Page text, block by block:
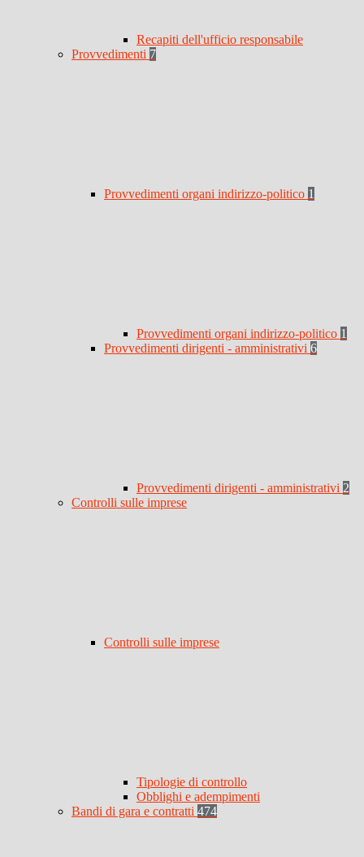
Recapiti dell'ufficio responsabile
Provvedimenti 7
Provvedimenti organi indirizzo-politico 1
Provvedimenti organi indirizzo-politico 1
Provvedimenti dirigenti - amministrativi 6
Provvedimenti dirigenti - amministrativi 2
Controlli sulle imprese
Controlli sulle imprese
Tipologie di controllo
Obblighi e adempimenti
Bandi di gara e contratti 474